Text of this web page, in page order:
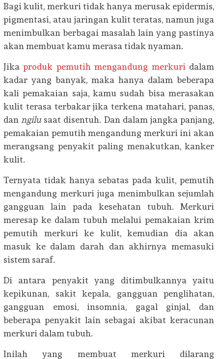
Bagi kulit, merkuri tidak hanya merusak epidermis,
pigmentasi, atau jaringan kulit teratas, namun juga
menimbulkan berbagai masalah lain yang pastinya
akan membuat kamu merasa tidak nyaman.
Jikaproduk pemutih mengandung merkuri dalam
kadar yang banyak, maka hanya dalam beberapa
kali pemakaian saja, kamu sudah bisa merasakan
kulit terasa terbakar jika terkena matahari, panas,
dan ngilu saat disentuh. Dan dalam jangka panjang,
pemakaian pemutih mengandung merkuri ini akan
merangsang penyakit paling menakutkan, kanker
kulit.
Ternyata tidak hanya sebatas pada kulit, pemutih
mengandung merkuri juga menimbulkan sejumlah
gangguan lain pada kesehatan tubuh. Merkuri
meresap ke dalam tubuh melalui pemakaian krim
pemutih merkuri ke kulit, kemudian dia akan
masuk ke dalam darah dan akhirnya memasuki
sistem saraf.
Di antara penyakit yang ditimbulkannya yaitu
kepikunan, sakit kepala, gangguan penglihatan,
gangguan emosi, insomnia, gagal ginjal, dan
beberapa penyakit lain sebagai akibat keracunan
merkuri dalam tubuh.
Inilah yang membuat merkuri dilarang